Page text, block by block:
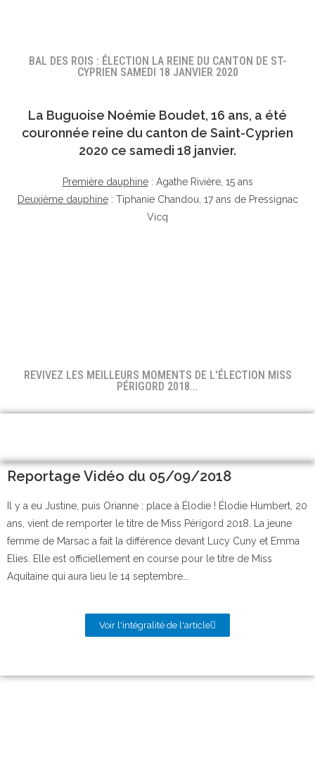
BAL DES ROIS : ÉLECTION LA REINE DU CANTON DE ST-
CYPRIEN SAMEDI 18 JANVIER 2020
La Buguoise Noémie Boudet, 16 ans, a été
couronnée reine du canton de Saint-Cyprien
2020 ce samedi 18 janvier.
Première dauphine: Agathe Rivière, 15 ans
Deuxième dauphine: Tiphanie Chandou, 17 ans de Pressignac
Vicq
REVIVEZ LES MEILLEURS MOMENTS DE L'ÉLECTION MISS
PÉRIGORD 2018...
Reportage Vidéo du 05/09/2018
Il y a eu Justine, puis Orianne : place à Élodie ! Élodie Humbert, 20
ans, vient de remporter le titre de Miss Périgord 2018. La jeune
femme de Marsac a fait la différence devant Lucy Cuny et Emma
Elies. Elle est officiellement en course pour le titre de Miss
Aquitaine qui aura lieu le 14 septembre….
Voir l'intégralité de l'article